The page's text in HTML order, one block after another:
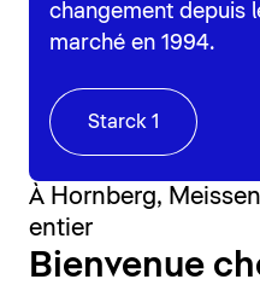
changement depuis
marché en 1994.
Starck 1
À Hornberg,
entier
Bienvenue